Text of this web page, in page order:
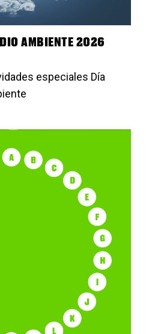
AMBIENTE 2026
especiales Día